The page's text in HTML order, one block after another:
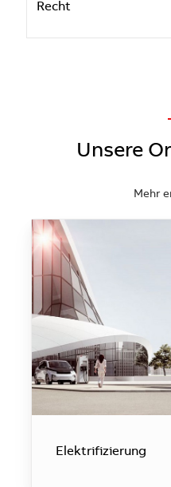
Recht
​​​​​​​Unsere
Mehr
Elektrifizierung